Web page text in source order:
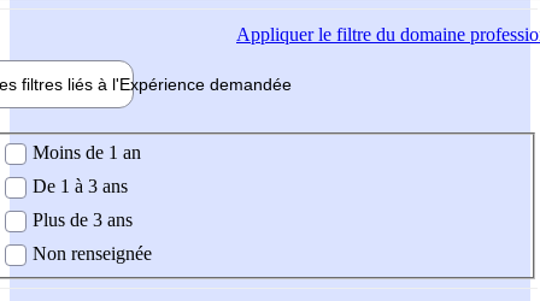
Appliquerle filtre du domaine
filtres liés à l'Expérience demandée
demandée
Moins de 1 an
De 1 à 3 ans
Plus de 3 ans
Non renseignée